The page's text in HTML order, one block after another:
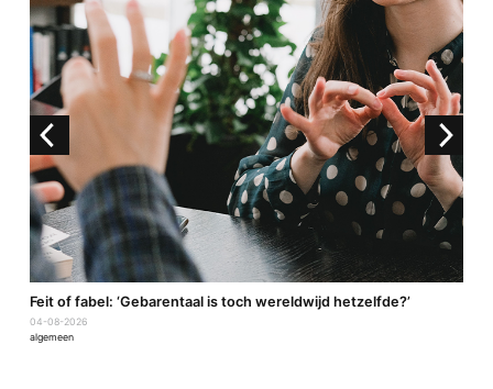
Feit of fabel: ‘Gebarentaal is toch wereldwijd hetzelfde?’
04-08-2026
algemeen